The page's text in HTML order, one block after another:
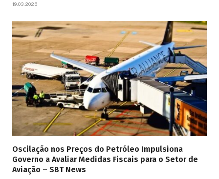
19.03.2026
Oscilação nos Preços do Petróleo Impulsiona
Governo a Avaliar Medidas Fiscais para o Setor de
Aviação – SBT News